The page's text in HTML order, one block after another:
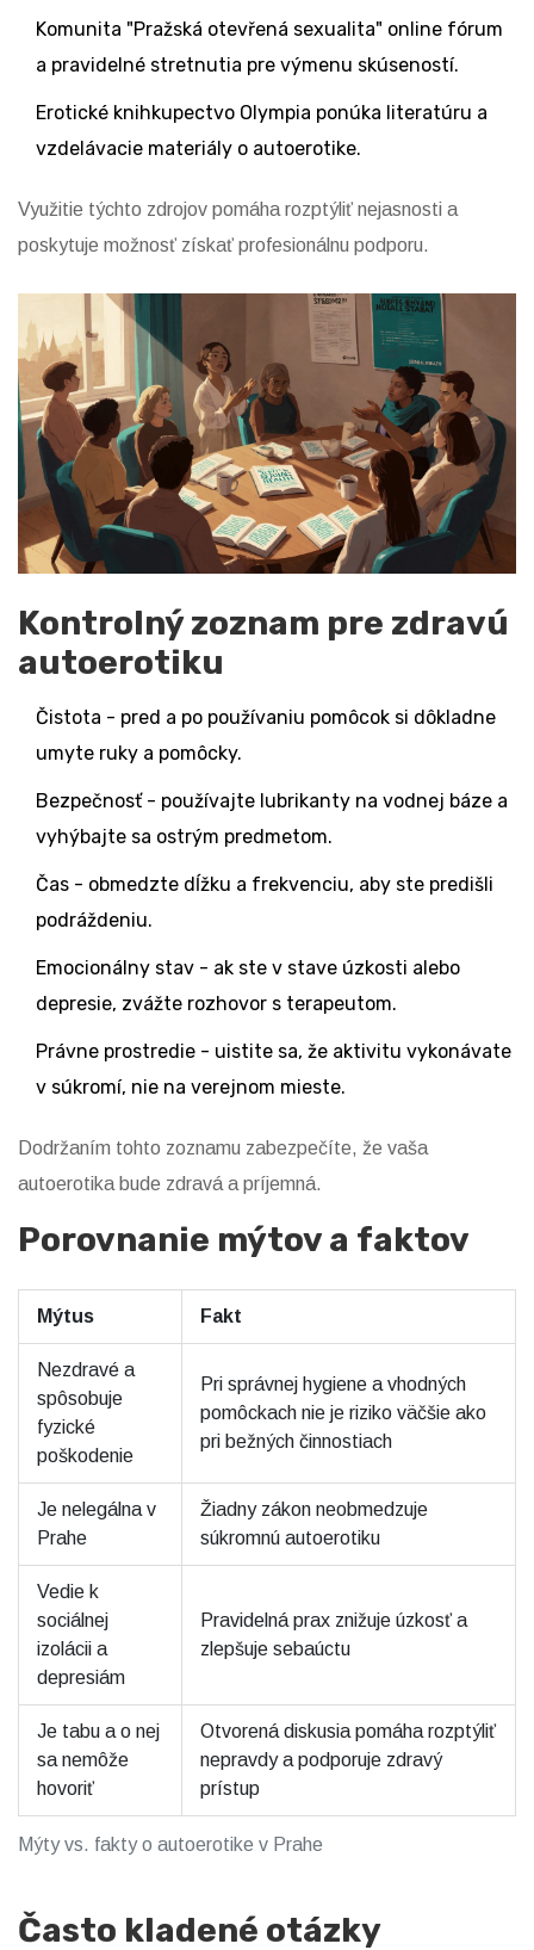
Komunita "Pražská otevřená sexualita" online fórum
a pravidelné stretnutia pre výmenu skúseností.
Erotické knihkupectvo Olympia ponúka literatúru a
vzdelávacie materiály o autoerotike.
Využitie týchto zdrojov pomáha rozptýliť nejasnosti a
poskytuje možnosť získať profesionálnu podporu.
Kontrolný zoznam pre zdravú
autoerotiku
Čistota - pred a po používaniu pomôcok si dôkladne
umyte ruky a pomôcky.
Bezpečnosť - používajte lubrikanty na vodnej báze a
vyhýbajte sa ostrým predmetom.
Čas - obmedzte dĺžku a frekvenciu, aby ste predišli
podráždeniu.
Emocionálny stav - ak ste v stave úzkosti alebo
depresie, zvážte rozhovor s terapeutom.
Právne prostredie - uistite sa, že aktivitu vykonávate
v súkromí, nie na verejnom mieste.
Dodržaním tohto zoznamu zabezpečíte, že vaša
autoerotika bude zdravá a príjemná.
Porovnanie mýtov a faktov
Mýty vs. fakty o autoerotike v Prahe
Mýtus Fakt
Nezdravé a
spôsobuje
fyzické
poškodenie
Pri správnej hygiene a vhodných
pomôckach nie je riziko väčšie ako
pri bežných činnostiach
Je nelegálna v
Prahe
Žiadny zákon neobmedzuje
súkromnú autoerotiku
Vedie k
sociálnej
izolácii a
depresiám
Pravidelná prax znižuje úzkosť a
zlepšuje sebaúctu
Je tabu a o nej
sa nemôže
hovoriť
Otvorená diskusia pomáha rozptýliť
nepravdy a podporuje zdravý
prístup
Často kladené otázky